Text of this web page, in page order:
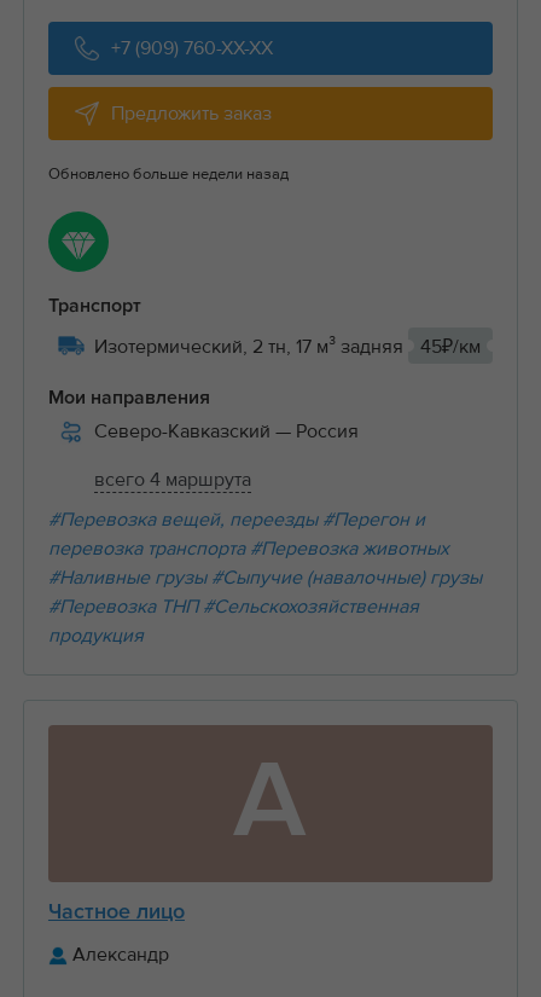
+7 (909) 760-XX-XX
Предложить заказ
Обновлено больше недели назад
Транспорт
Изотермический, 2 тн, 17 м³ задняя 45₽/км
Мои направления
Северо-Кавказский — Россия
всего 4 маршрута
#Перевозка вещей, переезды #Перегон и
перевозка транспорта #Перевозка животных
#Наливные грузы #Сыпучие (навалочные) грузы
#Перевозка ТНП #Сельскохозяйственная
продукция
А
Частное лицо
Александр